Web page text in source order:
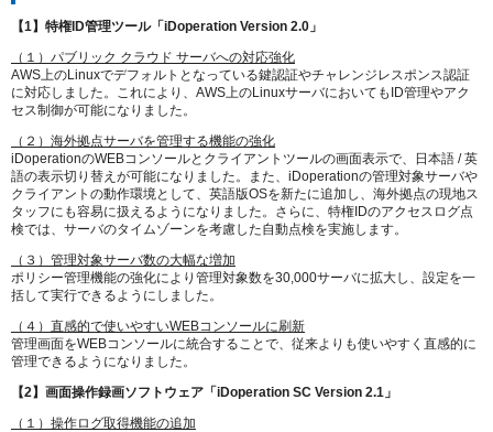
【1】特権ID管理ツール「iDoperation Version 2.0」
（１）パブリック クラウド サーバへの対応強化
AWS上のLinuxでデフォルトとなっている鍵認証やチャレンジレスポンス認証
に対応しました。これにより、AWS上のLinuxサーバにおいてもID管理やアク
セス制御が可能になりました。
（２）海外拠点サーバを管理する機能の強化
iDoperationのWEBコンソールとクライアントツールの画面表示で、日本語 / 英
語の表示切り替えが可能になりました。また、iDoperationの管理対象サーバや
クライアントの動作環境として、英語版OSを新たに追加し、海外拠点の現地ス
タッフにも容易に扱えるようになりました。さらに、特権IDのアクセスログ点
検では、サーバのタイムゾーンを考慮した自動点検を実施します。
（３）管理対象サーバ数の大幅な増加
ポリシー管理機能の強化により管理対象数を30,000サーバに拡大し、設定を一
括して実行できるようにしました。
（４）直感的で使いやすいWEBコンソールに刷新
管理画面をWEBコンソールに統合することで、従来よりも使いやすく直感的に
管理できるようになりました。
【2】画面操作録画ソフトウェア「iDoperation SC Version 2.1」
（１）操作ログ取得機能の追加